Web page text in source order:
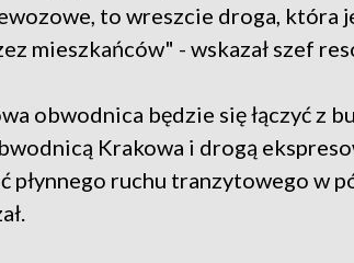
to wreszcie droga, która
mieszkańców" - wskazał szef
obwodnica będzie się łączyć z
Krakowa i drogą
płynnego ruchu tranzytowego w